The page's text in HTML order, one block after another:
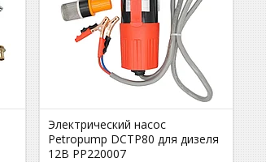
Электрический насос
Petropump DCTP80 для дизеля
12В PP220007